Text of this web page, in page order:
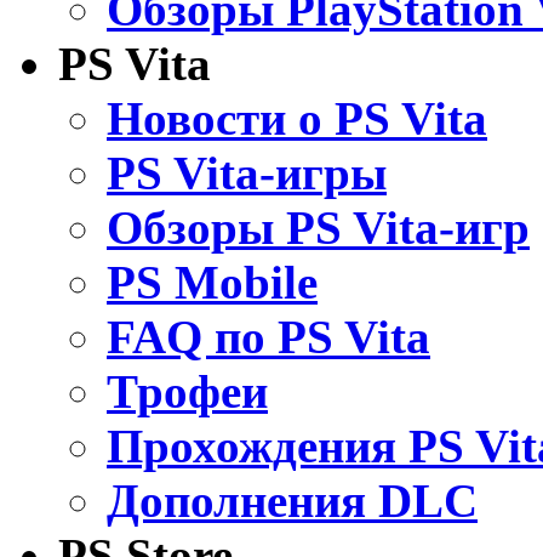
PS Vita
Новости о PS Vita
PS Vita-игры
Обзоры PS Vita-игр
PS Mobile
FAQ по PS Vita
Трофеи
Прохождения PS
Дополнения DLC